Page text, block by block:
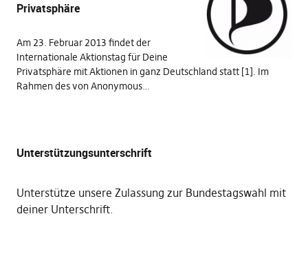
Privatsphäre
Am 23. Februar 2013 findet der
Internationale Aktionstag für Deine
Privatsphäre mit Aktionen in ganz Deutschland statt [1]. Im
Rahmen des von Anonymous…
Unterstützungsunterschrift
Unterstütze unsere Zulassung zur Bundestagswahl mit
deiner Unterschrift.